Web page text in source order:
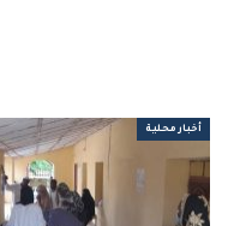
أخبار محلية